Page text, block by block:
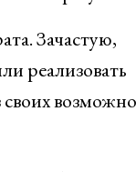
Зачастую,
реализовать